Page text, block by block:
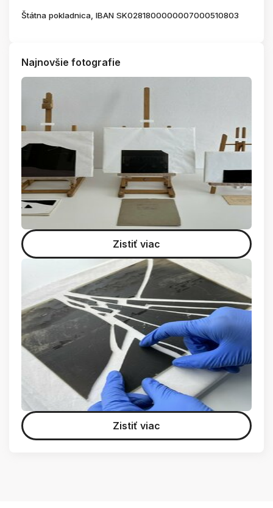
Štátna pokladnica, IBAN SK0281800000007000510803
Najnovšie fotografie
Zistiť viac
Zistiť viac